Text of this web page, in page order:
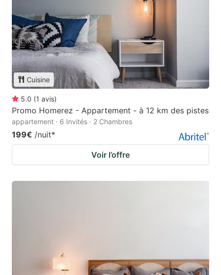
Cuisine
5.0 (1 avis)
Promo Homerez - Appartement - à 12 km des pistes
appartement · 6 Invités · 2 Chambres
199€ /nuit*
Voir l’offre